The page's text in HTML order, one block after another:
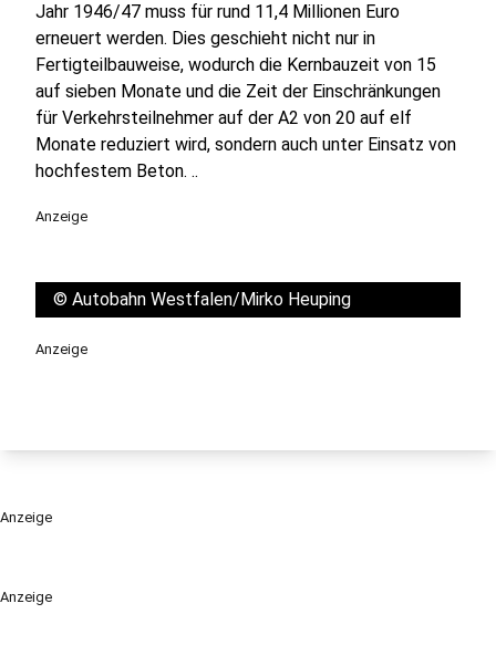
Anzeige
Jahr 1946/47 muss für rund 11,4 Millionen Euro
erneuert werden. Dies geschieht nicht nur in
Fertigteilbauweise, wodurch die Kernbauzeit von 15
auf sieben Monate und die Zeit der Einschränkungen
für Verkehrsteilnehmer auf der A2 von 20 auf elf
Monate reduziert wird, sondern auch unter Einsatz von
hochfestem Beton. ..
Anzeige
© Autobahn Westfalen/Mirko Heuping
Anzeige
Anzeige